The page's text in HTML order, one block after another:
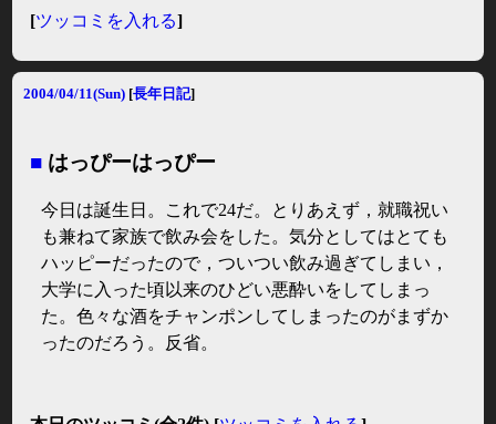
[ツッコミを入れる]
2004/04/11(Sun) [長年日記]
■ はっぴーはっぴー
今日は誕生日。これで24だ。とりあえず，就職祝い
も兼ねて家族で飲み会をした。気分としてはとても
ハッピーだったので，ついつい飲み過ぎてしまい，
大学に入った頃以来のひどい悪酔いをしてしまっ
た。色々な酒をチャンポンしてしまったのがまずか
ったのだろう。反省。